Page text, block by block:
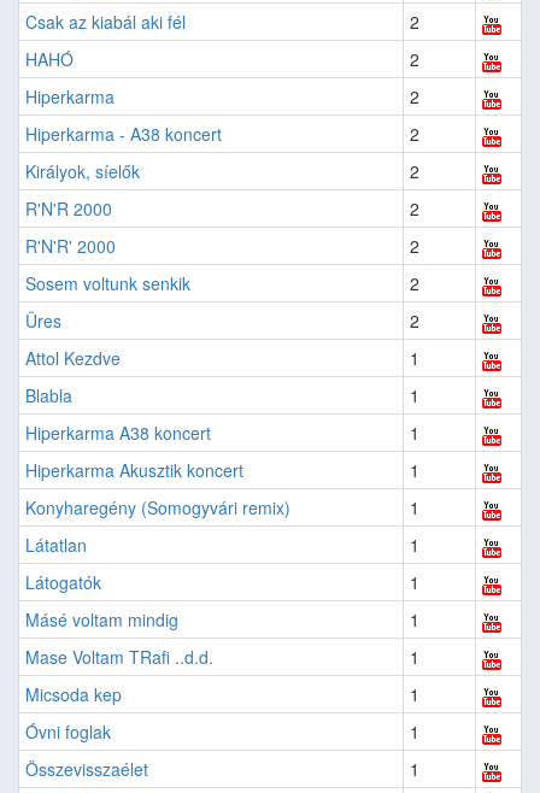
Csak az kiabál aki fél
2
HAHÓ
2
Hiperkarma
2
Hiperkarma - A38 koncert
2
Királyok, síelők
2
R'N'R 2000
2
R'N'R' 2000
2
Sosem voltunk senkik
2
Üres
2
Attol Kezdve
1
Blabla
1
Hiperkarma A38 koncert
1
Hiperkarma Akusztik koncert
1
Konyharegény (Somogyvári remix)
1
Látatlan
1
Látogatók
1
Másé voltam mindig
1
Mase Voltam TRafi ..d.d.
1
Micsoda kep
1
Óvni foglak
1
Összevisszaélet
1